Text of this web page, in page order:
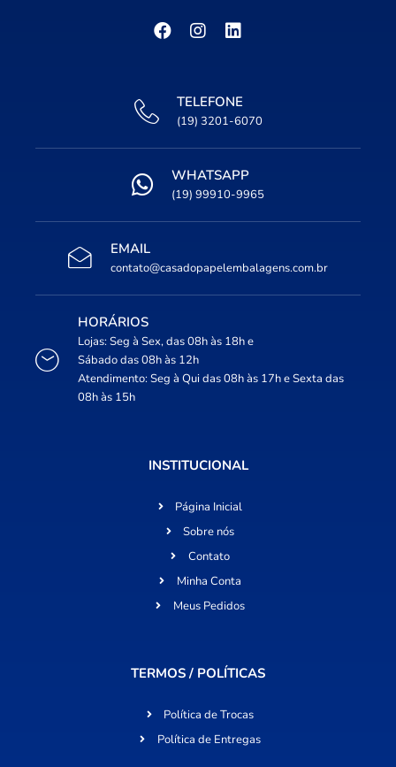
TELEFONE
(19) 3201-6070
WHATSAPP
(19) 99910-9965
EMAIL
contato@casadopapelembalagens.com.br
HORÁRIOS
Lojas: Seg à Sex, das 08h às 18h e
Sábado das 08h às 12h
Atendimento: Seg à Qui das 08h às 17h e Sexta das
08h às 15h
INSTITUCIONAL
Página Inicial
Sobre nós
Contato
Minha Conta
Meus Pedidos
TERMOS / POLÍTICAS
Política de Trocas
Política de Entregas